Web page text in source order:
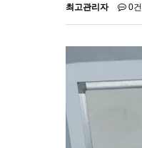
최고관리자 0건